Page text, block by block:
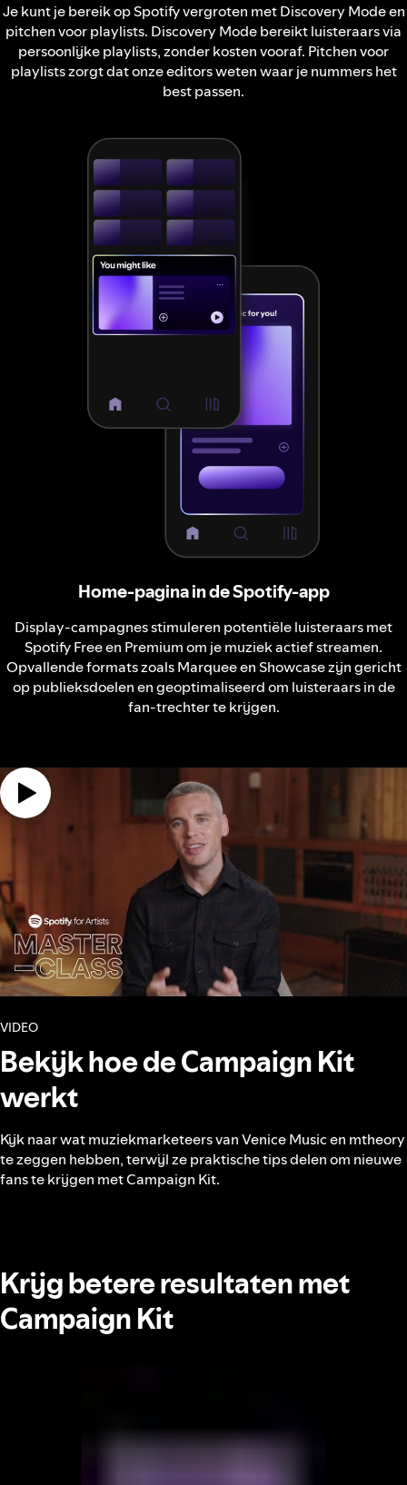
Je kunt je bereik op Spotify vergroten met Discovery Mode en
pitchen voor playlists. Discovery Mode bereikt luisteraars via
persoonlijke playlists, zonder kosten vooraf. Pitchen voor
playlists zorgt dat onze editors weten waar je nummers het
best passen.
Home-pagina in de Spotify-app
Display-campagnes stimuleren potentiële luisteraars met
Spotify Free en Premium om je muziek actief streamen.
Opvallende formats zoals Marquee en Showcase zijn gericht
op publieksdoelen en geoptimaliseerd om luisteraars in de
fan-trechter te krijgen.
VIDEO
Bekijk hoe de Campaign Kit
werkt
Kijk naar wat muziekmarketeers van Venice Music en mtheory
te zeggen hebben, terwijl ze praktische tips delen om nieuwe
fans te krijgen met Campaign Kit.
Krijg betere resultaten met
Campaign Kit